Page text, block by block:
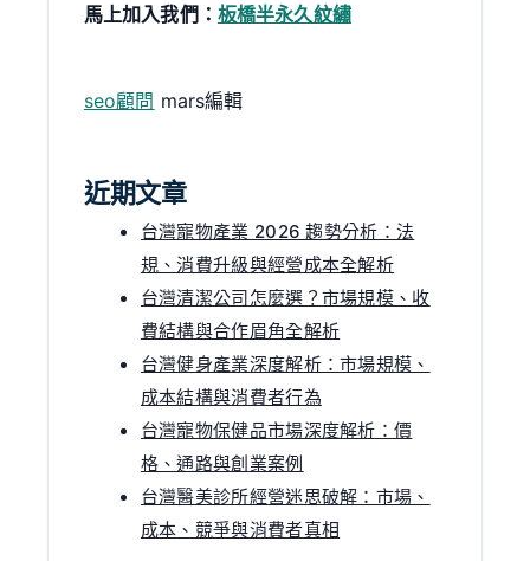
馬上加入我們： 板橋半永久紋繡
seo顧問 mars編輯
近期文章
台灣寵物產業 2026 趨勢分析：法
規、消費升級與經營成本全解析
台灣清潔公司怎麼選？市場規模、收
費結構與合作眉角全解析
台灣健身產業深度解析：市場規模、
成本結構與消費者行為
台灣寵物保健品市場深度解析：價
格、通路與創業案例
台灣醫美診所經營迷思破解：市場、
成本、競爭與消費者真相